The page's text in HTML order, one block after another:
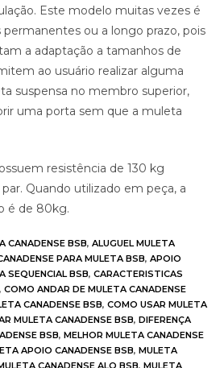
Este modelo muitas vezes é
ou a longo prazo, pois
a adaptação a tamanhos de
ao usuário realizar alguma
suspensa no membro superior,
uma porta sem que a muleta
resistência de 130 kg
Quando utilizado em peça, a
é de 80kg.
CANADENSE BSB, ALUGUEL MULETA
PARA MULETA BSB, APOIO
SEQUENCIAL BSB, CARACTERISTICAS
, COMO ANDAR DE MULETA CANADENSE
CANADENSE BSB, COMO USAR MULETA
MULETA CANADENSE BSB, DIFERENÇA
BSB, MELHOR MULETA CANADENSE
APOIO CANADENSE BSB, MULETA
CANADENSE ALO BSB, MULETA